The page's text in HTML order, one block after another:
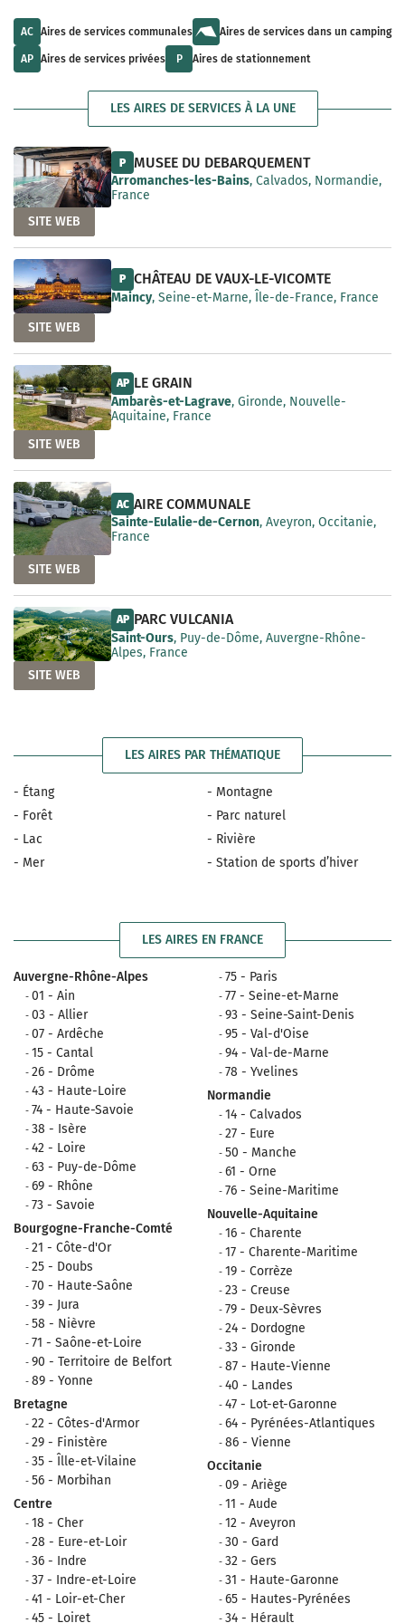
i
l
b
l
t
s
v
a
a
e
l
t
a
v
l
l
e
AC Aires de services communales Aires de services dans un camping
AP Aires de services privées P Aires de stationnement
LES AIRES DE SERVICES À LA UNE
P MUSEE DU DEBARQUEMENT
Arromanches-les-Bains, Calvados, Normandie,
France
SITE WEB
P CHÂTEAU DE VAUX-LE-VICOMTE
Maincy, Seine-et-Marne, Île-de-France, France
SITE WEB
AP LE GRAIN
Ambarès-et-Lagrave, Gironde, Nouvelle-
Aquitaine, France
SITE WEB
AC AIRE COMMUNALE
Sainte-Eulalie-de-Cernon, Aveyron, Occitanie,
France
SITE WEB
AP PARC VULCANIA
Saint-Ours, Puy-de-Dôme, Auvergne-Rhône-
Alpes, France
SITE WEB
LES AIRES PAR THÉMATIQUE
- Étang
- Forêt
- Lac
- Mer
- Montagne
- Parc naturel
- Rivière
- Station de sports d’hiver
LES AIRES EN FRANCE
Auvergne-Rhône-Alpes
01 - Ain
03 - Allier
07 - Ardêche
15 - Cantal
26 - Drôme
43 - Haute-Loire
74 - Haute-Savoie
38 - Isère
42 - Loire
63 - Puy-de-Dôme
69 - Rhône
73 - Savoie
Bourgogne-Franche-Comté
21 - Côte-d'Or
25 - Doubs
70 - Haute-Saône
39 - Jura
58 - Nièvre
71 - Saône-et-Loire
90 - Territoire de Belfort
89 - Yonne
Bretagne
22 - Côtes-d'Armor
29 - Finistère
35 - Îlle-et-Vilaine
56 - Morbihan
Centre
18 - Cher
28 - Eure-et-Loir
36 - Indre
37 - Indre-et-Loire
41 - Loir-et-Cher
45 - Loiret
75 - Paris
77 - Seine-et-Marne
93 - Seine-Saint-Denis
95 - Val-d'Oise
94 - Val-de-Marne
78 - Yvelines
Normandie
14 - Calvados
27 - Eure
50 - Manche
61 - Orne
76 - Seine-Maritime
Nouvelle-Aquitaine
16 - Charente
17 - Charente-Maritime
19 - Corrèze
23 - Creuse
79 - Deux-Sèvres
24 - Dordogne
33 - Gironde
87 - Haute-Vienne
40 - Landes
47 - Lot-et-Garonne
64 - Pyrénées-Atlantiques
86 - Vienne
Occitanie
09 - Ariège
11 - Aude
12 - Aveyron
30 - Gard
32 - Gers
31 - Haute-Garonne
65 - Hautes-Pyrénées
34 - Hérault